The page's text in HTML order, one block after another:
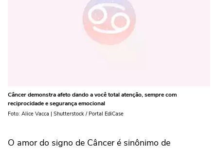
Câncer demonstra afeto dando a você total atenção, sempre com
reciprocidade e segurança emocional
Foto: Alice Vacca | Shutterstock / Portal EdiCase
O amor do signo de Câncer é sinônimo de